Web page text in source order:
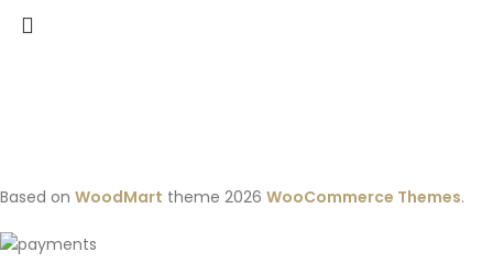
Based on WoodMart theme 2026 WooCommerce Themes.